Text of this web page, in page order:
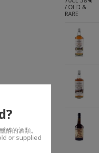
醉的酒類。
or supplied